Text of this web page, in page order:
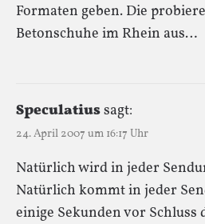
Formaten geben. Die
Betonschuhe im Rhein aus…
Speculatiussagt:
24. April 2007 um 16:17 Uhr
Natürlich wird in jeder
Natürlich kommt in jeder
einige Sekunden vor